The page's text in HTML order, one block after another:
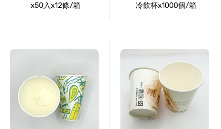
x50入x12條/箱
冷飲杯x1000個/箱